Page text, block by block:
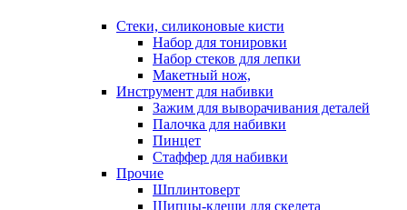
Стеки, силиконовые кисти
Набор для тонировки
Набор стеков для лепки
Макетный нож,
Инструмент для набивки
Зажим для выворачивания деталей
Палочка для набивки
Пинцет
Стаффер для набивки
Прочие
Шплинтоверт
Щипцы-клещи для скелета